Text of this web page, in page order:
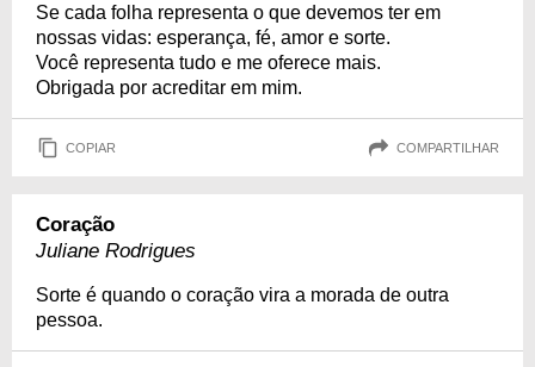
Se cada folha representa o que devemos ter em
nossas vidas: esperança, fé, amor e sorte.
Você representa tudo e me oferece mais.
Obrigada por acreditar em mim.
COPIAR COMPARTILHAR
Coração
Juliane Rodrigues
Sorte é quando o coração vira a morada de outra
pessoa.